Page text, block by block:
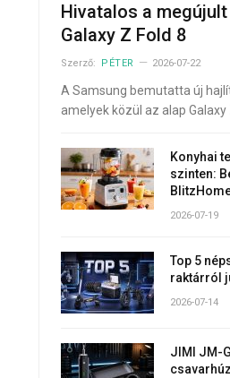
Hivatalos a
Galaxy Z Fold 8
Szerző: PÉTER 2026-07-22
A Samsung bemutatta új
amelyek közül az alap Galaxy
Konyhai
szinten:
2026-07-19
Top 5
raktárról
2026-07-14
JIMI JM-